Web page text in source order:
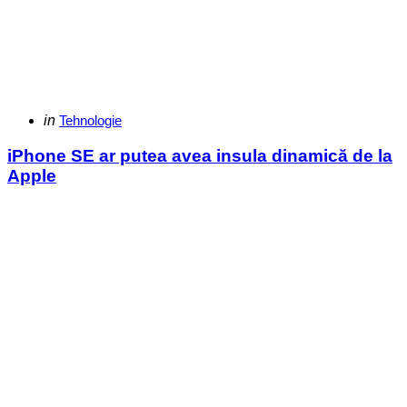
Categories
Posted
in Tehnologie
iPhone SE ar putea avea insula dinamică de la
Apple